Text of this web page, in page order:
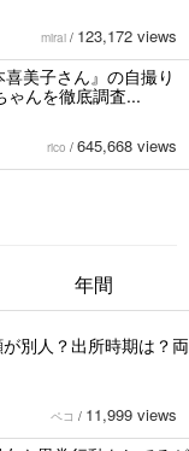
mirai / 123,172 views
美子さん』の自撮り
ゃんを徹底調査...
rico / 645,668 views
年間
別人？出所時期は？両
ペコ / 11,999 views